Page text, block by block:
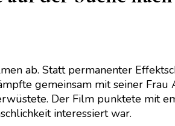
ab. Statt permanenter
gemeinsam mit seiner
Der Film punktete mit
interessiert war.